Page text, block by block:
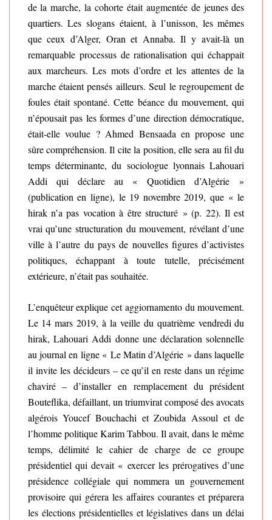
de la marche, la cohorte était augmentée de jeunes des
quartiers. Les slogans étaient, à l’unisson, les mêmes
que ceux d’Alger, Oran et Annaba. Il y avait-là un
remarquable processus de rationalisation qui échappait
aux marcheurs. Les mots d’ordre et les attentes de la
marche étaient pensés ailleurs. Seul le regroupement de
foules était spontané. Cette béance du mouvement, qui
n’épousait pas les formes d’une direction démocratique,
était-elle voulue ? Ahmed Bensaada en propose une
sûre compréhension. Il cite la position, elle sera au fil du
temps déterminante, du sociologue lyonnais Lahouari
Addi qui déclare au « Quotidien d’Algérie »
(publication en ligne), le 19 novembre 2019, que « le
hirak n’a pas vocation à être structuré » (p. 22). Il est
vrai qu’une structuration du mouvement, révélant d’une
ville à l’autre du pays de nouvelles figures d’activistes
politiques, échappant à toute tutelle, précisément
extérieure, n’était pas souhaitée.
L’enquêteur explique cet aggiornamento du mouvement.
Le 14 mars 2019, à la veille du quatrième vendredi du
hirak, Lahouari Addi donne une déclaration solennelle
au journal en ligne « Le Matin d’Algérie » dans laquelle
il invite les décideurs – ce qu’il en reste dans un régime
chaviré – d’installer en remplacement du président
Bouteflika, défaillant, un triumvirat composé des avocats
algérois Youcef Bouchachi et Zoubida Assoul et de
l’homme politique Karim Tabbou. Il avait, dans le même
temps, délimité le cahier de charge de ce groupe
présidentiel qui devait « exercer les prérogatives d’une
présidence collégiale qui nommera un gouvernement
provisoire qui gérera les affaires courantes et préparera
les élections présidentielles et législatives dans un délai